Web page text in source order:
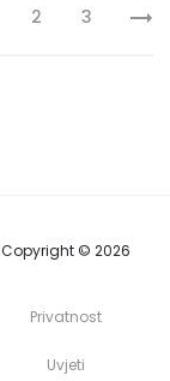
€ 12,00
2 3
Copyright © 2026
Privatnost
Uvjeti